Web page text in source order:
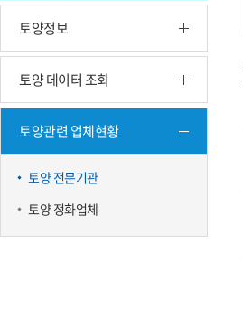
토양정보
토양 데이터 조회
토양관련 업체현황
토양 전문기관
토양 정화업체